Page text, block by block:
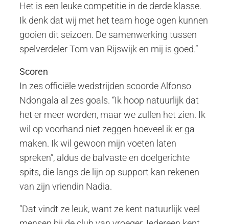
Het is een leuke competitie in de derde klasse.
Ik denk dat wij met het team hoge ogen kunnen
gooien dit seizoen. De samenwerking tussen
spelverdeler Tom van Rijswijk en mij is goed.”
Scoren
In zes officiële wedstrijden scoorde Alfonso
Ndongala al zes goals. “Ik hoop natuurlijk dat
het er meer worden, maar we zullen het zien. Ik
wil op voorhand niet zeggen hoeveel ik er ga
maken. Ik wil gewoon mijn voeten laten
spreken”, aldus de balvaste en doelgerichte
spits, die langs de lijn op support kan rekenen
van zijn vriendin Nadia.
“Dat vindt ze leuk, want ze kent natuurlijk veel